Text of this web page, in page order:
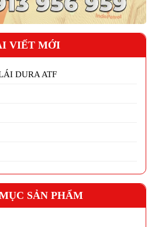
VIẾT MỚI
DURA ATF
SẢN PHẨM